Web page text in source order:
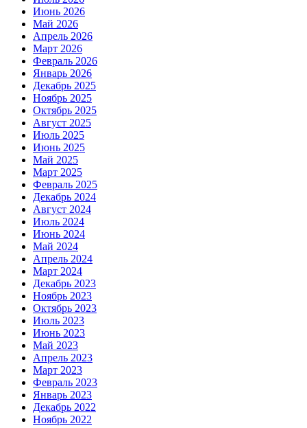
Июнь 2026
Май 2026
Апрель 2026
Март 2026
Февраль 2026
Январь 2026
Декабрь 2025
Ноябрь 2025
Октябрь 2025
Август 2025
Июль 2025
Июнь 2025
Май 2025
Март 2025
Февраль 2025
Декабрь 2024
Август 2024
Июль 2024
Июнь 2024
Май 2024
Апрель 2024
Март 2024
Декабрь 2023
Ноябрь 2023
Октябрь 2023
Июль 2023
Июнь 2023
Май 2023
Апрель 2023
Март 2023
Февраль 2023
Январь 2023
Декабрь 2022
Ноябрь 2022